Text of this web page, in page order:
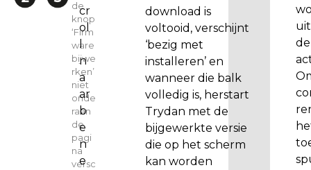
cr
ol
l
n
a
ar
b
e
n
e
de
knop
‘Firm
ware
bijwe
rken’
niet
onde
raan
de
pagi
na
versc
download is
voltooid, verschijnt
‘bezig met
installeren’ en
wanneer die balk
volledig is, herstart
Trydan met de
bijgewerkte versie
die op het scherm
kan worden